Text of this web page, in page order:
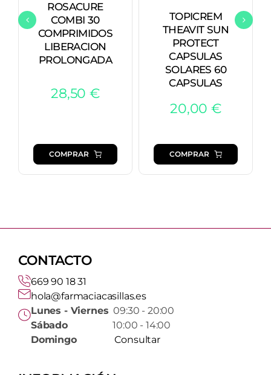
ROSACURE
COMBI 30
COMPRIMIDOS
LIBERACION
PROLONGADA
28,50 €
COMPRAR
TOPICREM
THEAVIT SUN
PROTECT
CAPSULAS
SOLARES 60
CAPSULAS
20,00 €
COMPRAR
CONTACTO
669 90 18 31
hola@farmaciacasillas.es
Lunes - Viernes 09:30 - 20:00
Sábado10:00 - 14:00
Domingo
Consultar